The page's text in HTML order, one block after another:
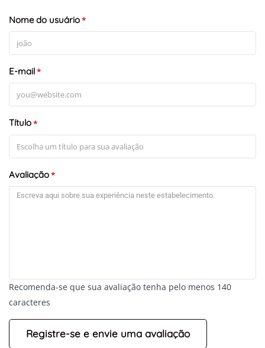
Nome do usuário*
E-mail*
Título*
Avaliação*
Recomenda-se que sua avaliação tenha pelo menos 140
caracteres